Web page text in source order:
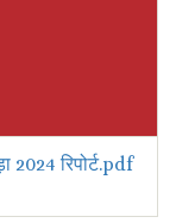
2024 रिपोर्ट.pdf